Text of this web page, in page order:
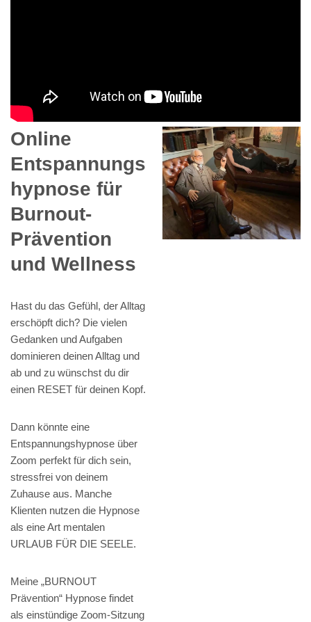
Online
Entspannungs
hypnose für
Burnout-
Prävention
und Wellness
Hast du das Gefühl, der Alltag
erschöpft dich? Die vielen
Gedanken und Aufgaben
dominieren deinen Alltag und
ab und zu wünschst du dir
einen RESET für deinen Kopf.
Dann könnte eine
Entspannungshypnose über
Zoom perfekt für dich sein,
stressfrei von deinem
Zuhause aus. Manche
Klienten nutzen die Hypnose
als eine Art mentalen
URLAUB FÜR DIE SEELE.
Meine „BURNOUT
Prävention“ Hypnose findet
als einstündige Zoom-Sitzung